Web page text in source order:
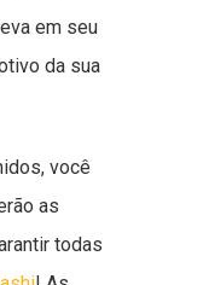
em seu
da sua
você
as
todas